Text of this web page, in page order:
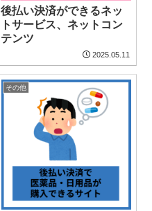
後払い決済ができるネッ
トサービス、ネットコン
テンツ
2025.05.11
その他